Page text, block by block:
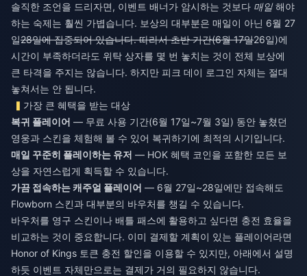
솔직한 조언을 드리자면, 이벤트 배너가 암시하는 것보다 매일해야
하는 숙제는 훨씬 가볍습니다. 보상의 대부분은 매일이 아닌 6월 27
일28일에 집중되어 있습니다. 따라서 초반 기간(6월 17일26일)에
시간이 부족하더라도 위탁 상자를 몇 번 놓치는 것이 전체 보상에
큰 타격을 주지는 않습니다. 하지만 피크 데이 로그인 자체는 절대
놓쳐서는 안 됩니다.
가장 큰 혜택을 받는 대상
복귀 플레이어 — 무료 사용 기간(6월 17일~7월 3일) 동안 놓쳤던
영웅과 스킨을 체험해 볼 수 있어 복귀하기에 최적의 시기입니다.
매일 꾸준히 플레이하는 유저 — HOK 혜택 코인을 포함한 모든 보
상을 자연스럽게 획득할 수 있습니다.
가끔 접속하는 캐주얼 플레이어 — 6월 27일~28일에만 접속해도
Flowborn 스킨과 대부분의 바우처를 챙길 수 있습니다.
바우처를 영구 스킨이나 배틀 패스에 활용하고 싶다면 충전 효율을
비교하는 것이 중요합니다. 이미 결제할 계획이 있는 플레이어라면
Honor of Kings 토큰 충전 할인을 이용할 수 있지만, 아래에서 설명
하듯 이벤트 자체만으로는 결제가 거의 필요하지 않습니다.